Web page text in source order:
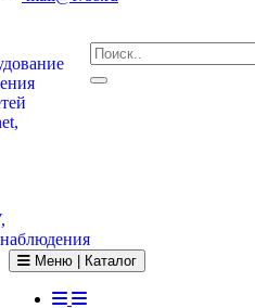
Toggle navigation
Меню | Каталог